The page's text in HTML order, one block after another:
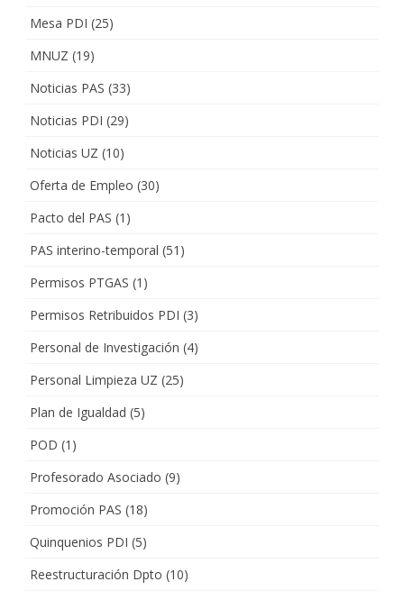
Mesa PDI (25)
MNUZ (19)
Noticias PAS (33)
Noticias PDI (29)
Noticias UZ (10)
Oferta de Empleo (30)
Pacto del PAS (1)
PAS interino-temporal (51)
Permisos PTGAS (1)
Permisos Retribuidos PDI (3)
Personal de Investigación (4)
Personal Limpieza UZ (25)
Plan de Igualdad (5)
POD (1)
Profesorado Asociado (9)
Promoción PAS (18)
Quinquenios PDI (5)
Reestructuración Dpto (10)